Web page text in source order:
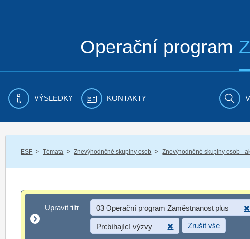
Operační program
VÝSLEDKY KONTAKTY
ESF / Témata / Znevýhodněné skupiny osob / Znevýhodněné skupiny osob -
Upravit filtr
Upravit filtr 03 Operační program Zaměstnanost plus
Probíhající výzvy Zrušit vše